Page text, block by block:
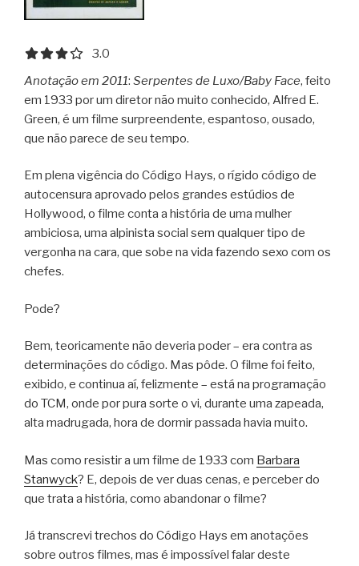
3.0 out of 5.0 stars
3.0
Anotação em 2011: Serpentes de Luxo/Baby Face, feito
em 1933 por um diretor não muito conhecido, Alfred E.
Green, é um filme surpreendente, espantoso, ousado,
que não parece de seu tempo.
Em plena vigência do Código Hays, o rígido código de
autocensura aprovado pelos grandes estúdios de
Hollywood, o filme conta a história de uma mulher
ambiciosa, uma alpinista social sem qualquer tipo de
vergonha na cara, que sobe na vida fazendo sexo com os
chefes.
Pode?
Bem, teoricamente não deveria poder – era contra as
determinações do código. Mas pôde. O filme foi feito,
exibido, e continua aí, felizmente – está na programação
do TCM, onde por pura sorte o vi, durante uma zapeada,
alta madrugada, hora de dormir passada havia muito.
Mas como resistir a um filme de 1933 com Barbara
Stanwyck? E, depois de ver duas cenas, e perceber do
que trata a história, como abandonar o filme?
Já transcrevi trechos do Código Hays em anotações
sobre outros filmes, mas é impossível falar deste